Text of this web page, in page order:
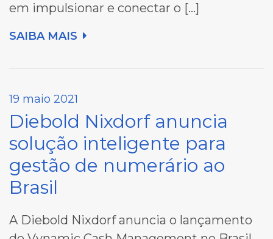
em impulsionar e conectar o […]
SAIBA MAIS
19 maio 2021
Diebold Nixdorf anuncia
solução inteligente para
gestão de numerário ao
Brasil
A Diebold Nixdorf anuncia o lançamento